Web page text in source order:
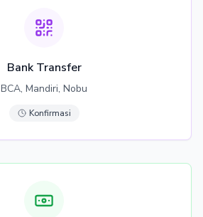
Bank Transfer
BCA, Mandiri, Nobu
Konfirmasi